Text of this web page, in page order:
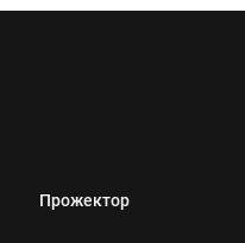
Прожектор